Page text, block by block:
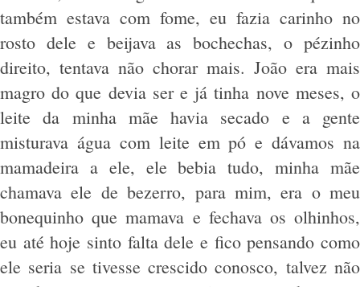
também estava com fome, eu fazia carinho no
rosto dele e beijava as bochechas, o pézinho
direito, tentava não chorar mais. João era mais
magro do que devia ser e já tinha nove meses, o
leite da minha mãe havia secado e a gente
misturava água com leite em pó e dávamos na
mamadeira a ele, ele bebia tudo, minha mãe
chamava ele de bezerro, para mim, era o meu
bonequinho que mamava e fechava os olhinhos,
eu até hoje sinto falta dele e fico pensando como
ele seria se tivesse crescido conosco, talvez não